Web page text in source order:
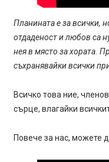
Планината е за всички,
отдаденост и любов са
нея в място за хората.
съхранявайки всички
Всичко това ние,
сърце, влагайки
Повече за нас, можете